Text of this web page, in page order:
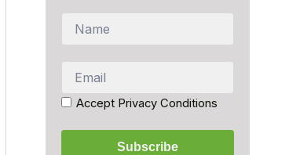
Accept Privacy Conditions